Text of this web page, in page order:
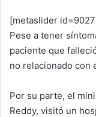
[metaslider
Pese a tener
paciente que
no relacionado con
Por su parte, el
Reddy, visitó un